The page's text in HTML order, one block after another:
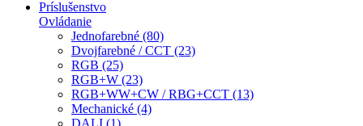
Príslušenstvo
Ovládanie
Jednofarebné (80)
Dvojfarebné / CCT (23)
RGB (25)
RGB+W (23)
RGB+WW+CW / RBG+CCT (13)
Mechanické (4)
DALI (1)